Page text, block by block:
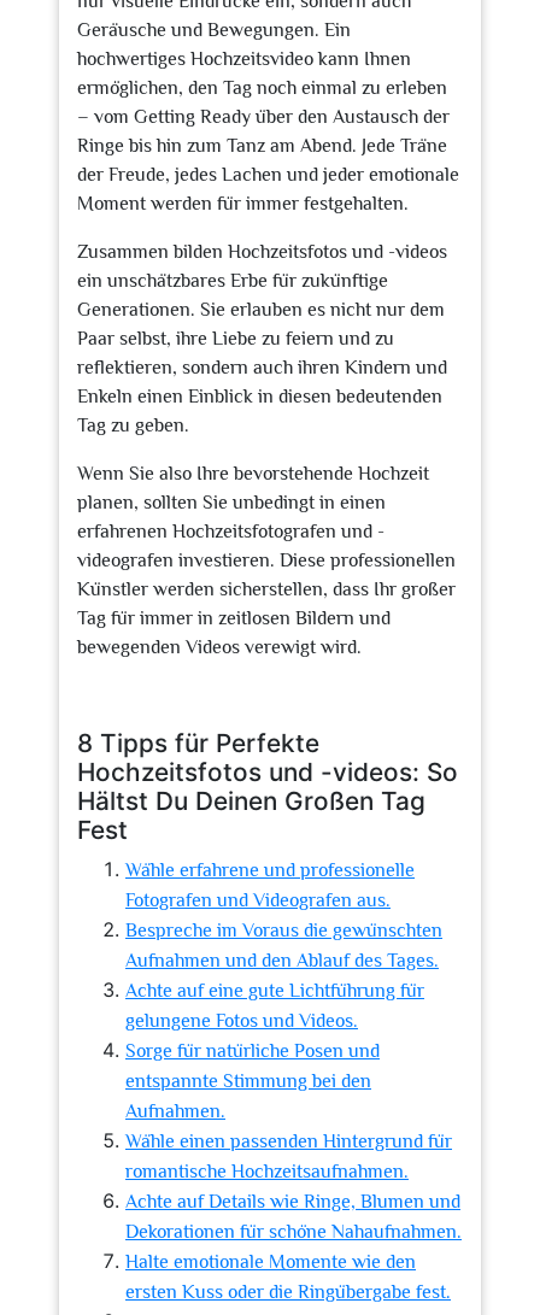
Geräusche und Bewegungen. Ein
hochwertiges Hochzeitsvideo kann Ihnen
ermöglichen, den Tag noch einmal zu erleben
– vom Getting Ready über den Austausch der
Ringe bis hin zum Tanz am Abend. Jede Träne
der Freude, jedes Lachen und jeder emotionale
Moment werden für immer festgehalten.
Zusammen bilden Hochzeitsfotos und -videos
ein unschätzbares Erbe für zukünftige
Generationen. Sie erlauben es nicht nur dem
Paar selbst, ihre Liebe zu feiern und zu
reflektieren, sondern auch ihren Kindern und
Enkeln einen Einblick in diesen bedeutenden
Tag zu geben.
Wenn Sie also Ihre bevorstehende Hochzeit
planen, sollten Sie unbedingt in einen
erfahrenen Hochzeitsfotografen und -
videografen investieren. Diese professionellen
Künstler werden sicherstellen, dass Ihr großer
Tag für immer in zeitlosen Bildern und
bewegenden Videos verewigt wird.
8 Tipps für Perfekte
Hochzeitsfotos und -videos: So
Hältst Du Deinen Großen Tag
Fest
Wähle erfahrene und professionelle
Fotografen und Videografen aus.
Bespreche im Voraus die gewünschten
Aufnahmen und den Ablauf des Tages.
Achte auf eine gute Lichtführung für
gelungene Fotos und Videos.
Sorge für natürliche Posen und
entspannte Stimmung bei den
Aufnahmen.
Wähle einen passenden Hintergrund für
romantische Hochzeitsaufnahmen.
Achte auf Details wie Ringe, Blumen und
Dekorationen für schöne Nahaufnahmen.
Halte emotionale Momente wie den
ersten Kuss oder die Ringübergabe fest.